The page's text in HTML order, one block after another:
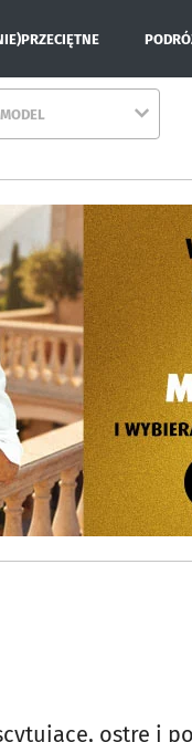
MODEL
ostre i